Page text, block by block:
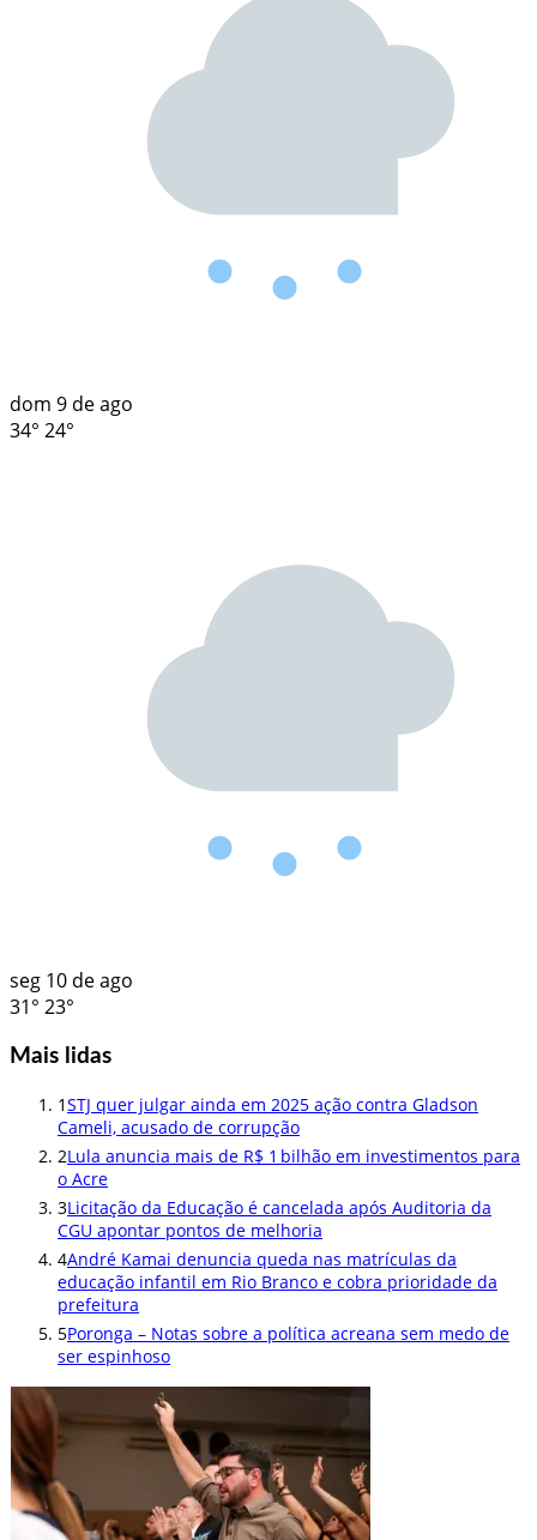
dom 9 de ago
34° 24°
seg 10 de ago
31° 23°
Mais lidas
1STJ quer julgar ainda em 2025 ação contra Gladson
Cameli, acusado de corrupção
2Lula anuncia mais de R$ 1 bilhão em investimentos para
o Acre
3Licitação da Educação é cancelada após Auditoria da
CGU apontar pontos de melhoria
4André Kamai denuncia queda nas matrículas da
educação infantil em Rio Branco e cobra prioridade da
prefeitura
5Poronga – Notas sobre a política acreana sem medo de
ser espinhoso